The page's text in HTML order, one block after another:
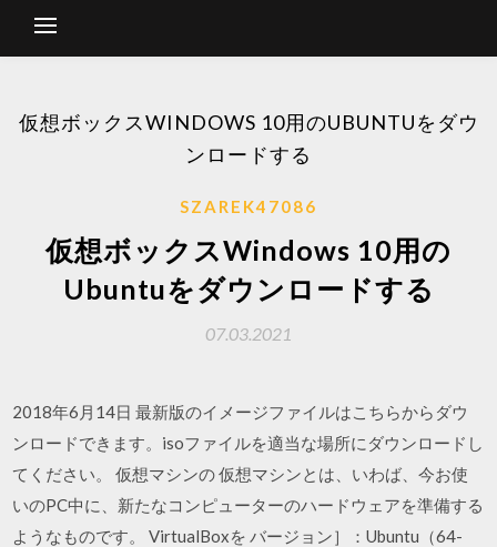
仮想ボックスWINDOWS 10用のUBUNTUをダウ
ンロードする
SZAREK47086
仮想ボックスWindows 10用の
Ubuntuをダウンロードする
07.03.2021
2018年6月14日 最新版のイメージファイルはこちらからダウ
ンロードできます。isoファイルを適当な場所にダウンロードし
てください。 仮想マシンの 仮想マシンとは、いわば、今お使
いのPC中に、新たなコンピューターのハードウェアを準備する
ようなものです。 VirtualBoxを バージョン］：Ubuntu（64-